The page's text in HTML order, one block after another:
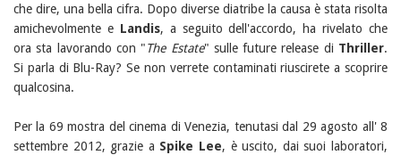
che dire, una bella cifra. Dopo diverse diatribe la causa è stata risolta
amichevolmente e Landis, a seguito dell'accordo, ha rivelato che
ora sta lavorando con "The Estate" sulle future release di Thriller.
Si parla di Blu-Ray? Se non verrete contaminati riuscirete a scoprire
qualcosina.
Per la 69 mostra del cinema di Venezia, tenutasi dal 29 agosto all' 8
settembre 2012, grazie a Spike Lee, è uscito, dai suoi laboratori,